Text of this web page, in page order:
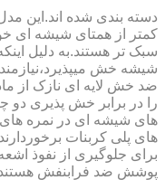
دسته بندی شده اند.این
کمتر از همتای شیشه ای
سبک تر هستند.به دلیل
شیشه خش
ضد خش لایه ای نازک از
را در برابر خش پذیری
های شیشه ای در نمره های
های پلی کربنات
برای جلوگیری از نفوذ
پوشش ضد فرابنفش